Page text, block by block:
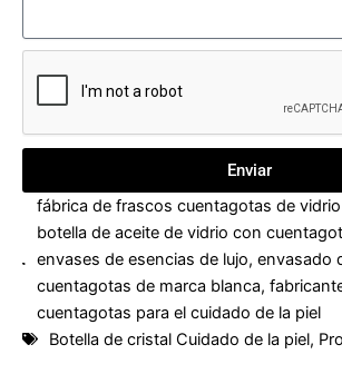
Enviar
fábrica de frascos cuentagotas de
botella de aceite de vidrio con
envases de esencias de lujo,envasado
cuentagotas de marca blanca,
cuentagotas para el cuidado de la piel
Botella de cristal Cuidado de la piel,